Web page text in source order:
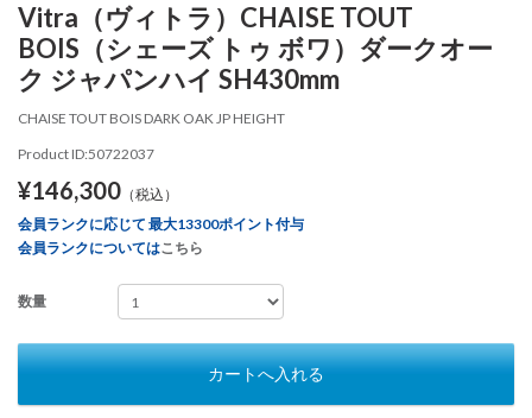
Vitra（ヴィトラ）CHAISE TOUT
BOIS（シェーズ トゥ ボワ）ダークオー
ク ジャパンハイ SH430mm
CHAISE TOUT BOIS DARK OAK JP HEIGHT
Product ID:50722037
¥146,300 （税込）
会員ランクに応じて 最大13300ポイント付与
会員ランクについてはこちら
数量
カートへ入れる